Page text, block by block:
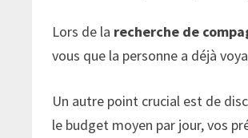
Lors de la recherche de
vous que la personne a déjà
Un autre point crucial est de
le budget moyen par jour, vos